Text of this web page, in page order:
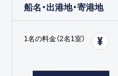
船名・出港地・寄港地
1名の料金（2名1室）